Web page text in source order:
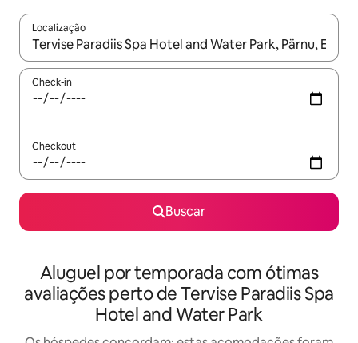
Localização
Quando os resultados estiverem disponíveis, explore-os
Check-in
Checkout
Buscar
Aluguel por temporada com ótimas
avaliações perto de Tervise Paradiis Spa
Hotel and Water Park